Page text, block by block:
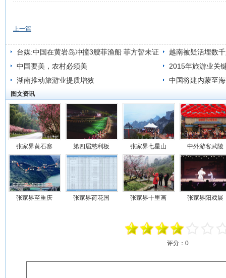
上一篇
台媒:中国在黄岩岛冲撞3艘菲渔船 菲方暂未证
实
越南被疑活埋数
中国要美，农村必须美
2015年旅游业关
湖南推动旅游业提质增效
中国将建内蒙至
图文资讯
张家界黄石寨 第四届慈利板 张家界七星山 中外游客武陵
张家界至重庆 张家界荷花国 张家界十里画 张家界阳戏展
评分： 0